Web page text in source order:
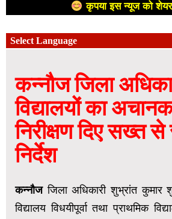
कृपया इस न्यूज को
कन्नौज जिला
विद्यालयों का
निरीक्षण दिए सख्त
निर्देश
कन्नौजजिला अधिकारी शुभ्रांत कुमार
विद्यालय विधयीपूर्वा तथा प्राथमिक